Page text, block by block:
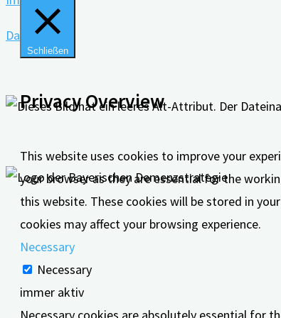
Datenschutz
Schließen
Privacy Overview
This website uses cookies to improve your
your browser as they are essential for the
this website. These cookies will be stored in
cookies may affect your browsing experience.
Necessary
Necessary
immer aktiv
Necessary cookies are absolutely essential for